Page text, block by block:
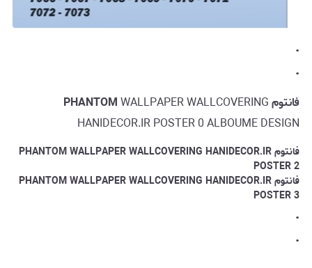
.
.
فانتوم PHANTOMWALLPAPER WALLCOVERING
HANIDECOR.IR POSTER 0 ALBOUME DESIGN
فانتوم PHANTOMWALLPAPER WALLCOVERING HANIDECOR.IR
POSTER 2
فانتوم PHANTOMWALLPAPER WALLCOVERING HANIDECOR.IR
POSTER 3
.
.